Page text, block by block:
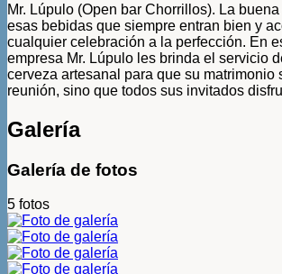
Mr. Lúpulo (Open bar Chorrillos). La
esas bebidas que siempre entran bien y
cualquier celebración a la perfección. En
empresa Mr. Lúpulo les brinda el servicio
cerveza artesanal para que su matrimonio
reunión, sino que todos sus invitados
Galería
Galería de fotos
5 fotos